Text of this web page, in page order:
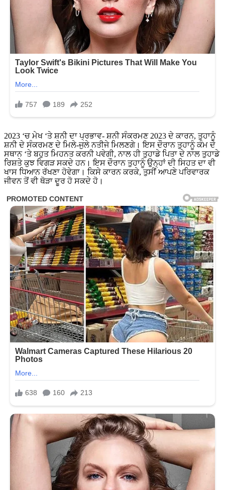
2023 ‘ਚ ਮੇਖ ‘ਤੇ ਸ਼ਨੀ ਦਾ ਪ੍ਰਭਾਵ- ਸ਼ਨੀ ਸੰਕਰਮਣ 2023 ਦੇ ਕਾਰਨ, ਤੁਹਾਨੂੰ
ਸ਼ਨੀ ਦੇ ਸੰਕਰਮਣ ਦੇ ਮਿਲੇ-ਜੁਲੇ ਨਤੀਜੇ ਮਿਲਣਗੇ। ਇਸ ਦੌਰਾਨ ਤੁਹਾਨੂੰ ਕੰਮ ਦੇ
ਸਥਾਨ ‘ਤੇ ਬਹੁਤ ਮਿਹਨਤ ਕਰਨੀ ਪਵੇਗੀ, ਨਾਲ ਹੀ ਤੁਹਾਡੇ ਪਿਤਾ ਦੇ ਨਾਲ ਤੁਹਾਡੇ
ਰਿਸ਼ਤੇ ਕੁਝ ਵਿਗੜ ਸਕਦੇ ਹਨ। ਇਸ ਦੌਰਾਨ ਤੁਹਾਨੂੰ ਉਨ੍ਹਾਂ ਦੀ ਸਿਹਤ ਦਾ ਵੀ
ਖਾਸ ਧਿਆਨ ਰੱਖਣਾ ਹੋਵੇਗਾ। ਕਿਸੇ ਕਾਰਨ ਕਰਕੇ, ਤੁਸੀਂ ਆਪਣੇ ਪਰਿਵਾਰਕ
ਜੀਵਨ ਤੋਂ ਵੀ ਥੋੜਾ ਦੂਰ ਹੋ ਸਕਦੇ ਹੋ।